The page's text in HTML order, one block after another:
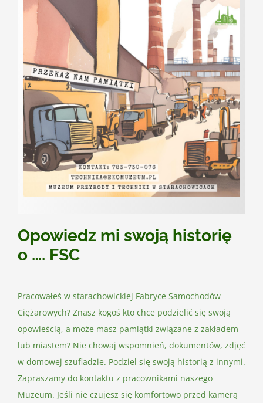
Kontakt
Opowiedz mi swoją historię
o …. FSC
Pracowałeś w starachowickiej Fabryce Samochodów
Ciężarowych? Znasz kogoś kto chce podzielić się swoją
opowieścią, a może masz pamiątki związane z zakładem
lub miastem? Nie chowaj wspomnień, dokumentów, zdjęć
w domowej szufladzie. Podziel się swoją historią z innymi.
Zapraszamy do kontaktu z pracownikami naszego
Muzeum. Jeśli nie czujesz się komfortowo przed kamerą